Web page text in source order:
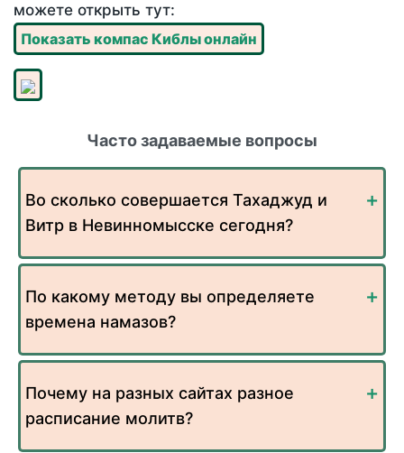
можете открыть тут:
Показать компас Киблы онлайн
Часто задаваемые вопросы
Во сколько совершается Тахаджуд и
Витр в Невинномысске сегодня?
По какому методу вы определяете
времена намазов?
Почему на разных сайтах разное
расписание молитв?